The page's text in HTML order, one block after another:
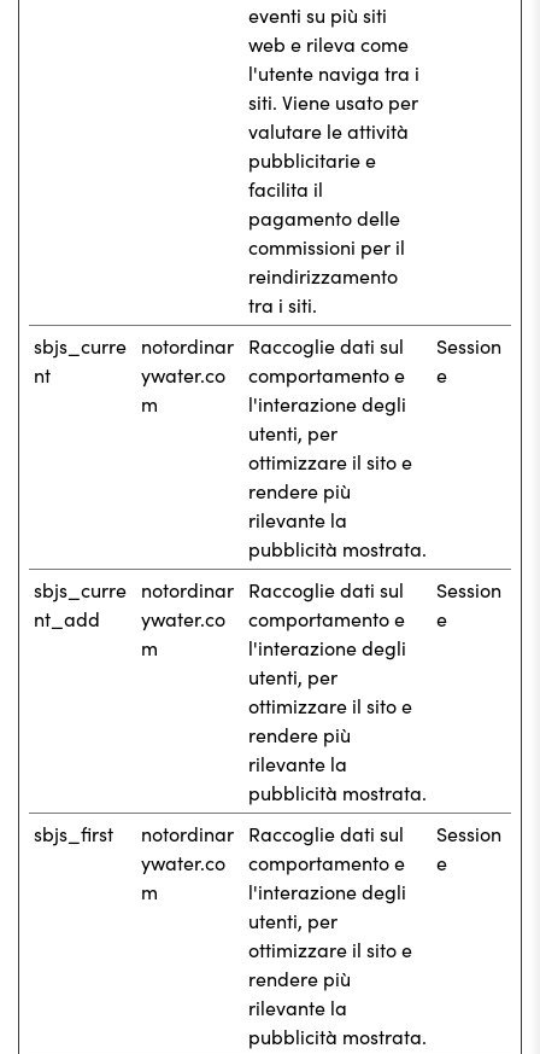
eventi su più siti
web e rileva come
l'utente naviga tra i
siti. Viene usato per
valutare le attività
pubblicitarie e
facilita il
pagamento delle
commissioni per il
reindirizzamento
tra i siti.
sbjs_curre
nt
notordinar
ywater.co
m
Raccoglie dati sul
comportamento e
l'interazione degli
utenti, per
ottimizzare il sito e
rendere più
rilevante la
pubblicità mostrata.
Session
e
sbjs_curre
nt_add
notordinar
ywater.co
m
Raccoglie dati sul
comportamento e
l'interazione degli
utenti, per
ottimizzare il sito e
rendere più
rilevante la
pubblicità mostrata.
Session
e
sbjs_first
notordinar
ywater.co
m
Raccoglie dati sul
comportamento e
l'interazione degli
utenti, per
ottimizzare il sito e
rendere più
rilevante la
pubblicità mostrata.
Session
e